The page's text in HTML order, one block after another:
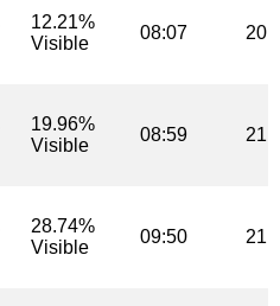
12.21%
Visible
08:07
19.96%
Visible
08:59
28.74%
Visible
09:50